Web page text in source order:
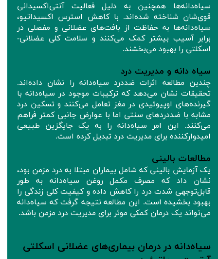
سیاه‌دانه‌ها همچنین به دلیل فعالیت آنتی‌اکسیدانی
قوی‌شان شناخته شده‌اند. با کاهش استرس اکسیداتیو،
سیاه‌دانه‌ها به حفاظت از بافت‌های عضلانی و مفصلی در
برابر آسیب بیشتر کمک می‌کنند و سلامت کلی عضلانی-
اسکلتی را بهبود می‌بخشند.
سیاه‌ دانه و مدیریت درد
چندین مطالعه اثرات ضددرد سیاه‌دانه را نشان داده‌اند.
تحقیقات نشان می‌دهد که ترکیبات موجود در سیاه‌دانه با
گیرنده‌های اوپیوئیدی در مغز تعامل می‌کنند و تسکین درد
مشابه با ضددردهای سنتی اما با عوارض جانبی کمتر فراهم
می‌کنند. این امر سیاه‌دانه را به یک جایگزین طبیعی
امیدوارکننده برای مدیریت درد تبدیل کرده است.
مطالعات بالینی
یک آزمایش بالینی که شامل بیماران مبتلا به درد مزمن بود،
نشان داد که مصرف مکمل‌ روغن سیاه‌دانه به طور
قابل‌توجهی شدت درد را کاهش داده و کیفیت کلی زندگی را
بهبود بخشیده است. این مطالعه نتیجه گرفت که سیاه‌دانه
می‌تواند یک درمان کمکی موثر برای مدیریت درد مزمن باشد.
سیاه‌دانه در درمان بیماری‌های عضلانی اسکلتی